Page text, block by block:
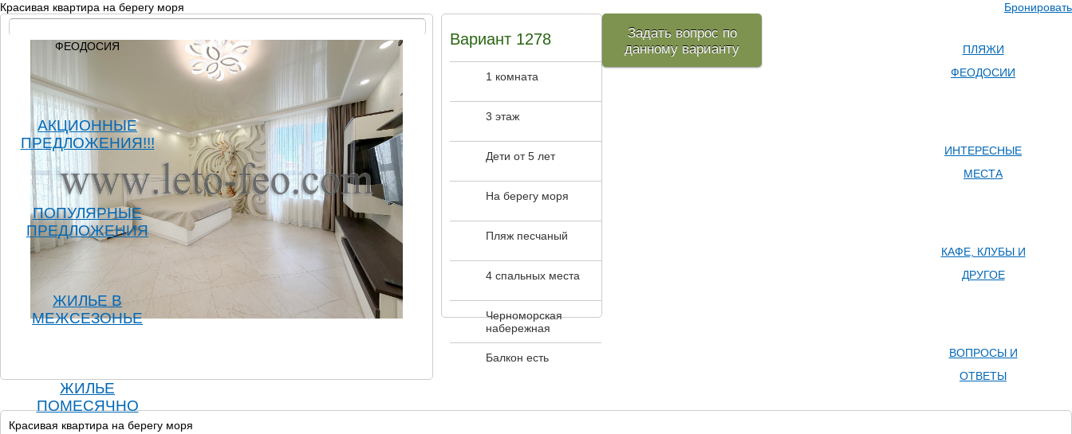
Бронировать
Красивая квартира на берегу моря
Вариант 1278
1 комната
3 этаж
Дети от 5 лет
На берегу моря
Пляж песчаный
4 спальных места
Черноморская
набережная
Балкон есть
Задать вопрос по
данному варианту
Красивая квартира на берегу моря
ФЕОДОСИЯ
АКЦИОННЫЕ
ПРЕДЛОЖЕНИЯ!!!
ПОПУЛЯРНЫЕ
ПРЕДЛОЖЕНИЯ
ЖИЛЬЕ В
МЕЖСЕЗОНЬЕ
ЖИЛЬЕ
ПОМЕСЯЧНО
ПЛЯЖИ
ФЕОДОСИИ
ИНТЕРЕСНЫЕ
МЕСТА
КАФЕ, КЛУБЫ И
ДРУГОЕ
ВОПРОСЫ И
ОТВЕТЫ